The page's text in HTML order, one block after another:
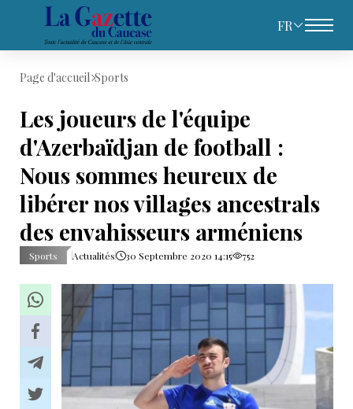
FR
Page d'accueil Sports
Les joueurs de l'équipe
d'Azerbaïdjan de football :
Nous sommes heureux de
libérer nos villages ancestrals
des envahisseurs arméniens
Sports Actualités 30 Septembre 2020 14:15 752